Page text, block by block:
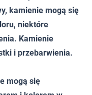
kamienie mogą się
niektóre
Kamienie
i przebarwienia.
mogą się